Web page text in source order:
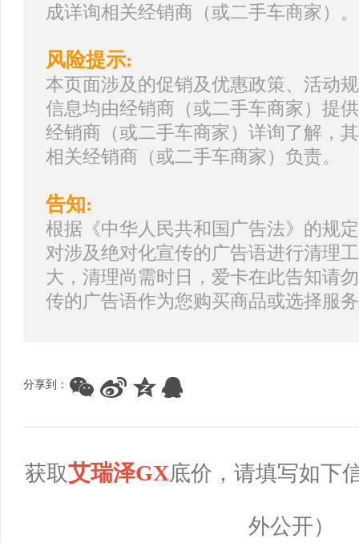
成详询相关经销商（或二手车商家）。
风险提示:
本页面涉及的促销及优惠政策、活动
信息均由经销商（或二手车商家）提
经销商（或二手车商家）详询了解，
相关经销商（或二手车商家）负责。
告知:
根据《中华人民共和国广告法》的规
对涉及绝对化宣传的广告语进行清理
大，清理尚需时日，爱卡在此告知请
传的广告语作为您购买商品或选择服
分享到：
获取艾瑞泽GX底价，请填写如下
外公开）